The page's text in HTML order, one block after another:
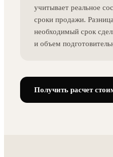
учитывает реальное
сроки продажи.
необходимый срок
и объем
Получить расчет